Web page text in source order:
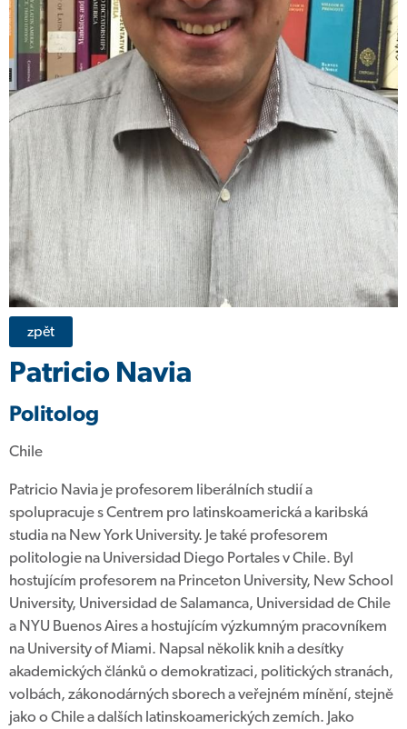
zpět
Patricio Navia
Politolog
Chile
Patricio Navia je profesorem liberálních studií a
spolupracuje s Centrem pro latinskoamerická a karibská
studia na New York University. Je také profesorem
politologie na Universidad Diego Portales v Chile. Byl
hostujícím profesorem na Princeton University, New School
University, Universidad de Salamanca, Universidad de Chile
a NYU Buenos Aires a hostujícím výzkumným pracovníkem
na University of Miami. Napsal několik knih a desítky
akademických článků o demokratizaci, politických stranách,
volbách, zákonodárných sborech a veřejném mínění, stejně
jako o Chile a dalších latinskoamerických zemích. Jako